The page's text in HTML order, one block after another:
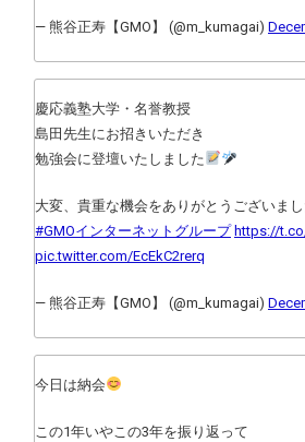
— 熊谷正寿【GMO】 (@m_kumagai)
慶応義塾大学・名誉教授
島田先生にお招きいただき
勉強会に登壇いたしました
大変、貴重な機会をありがとうございま
#GMOインターネットグループ https://
pic.twitter.com/EcEkC2rerq
— 熊谷正寿【GMO】 (@m_kumagai)
今日は納会
この1年いやこの3年を振り返って